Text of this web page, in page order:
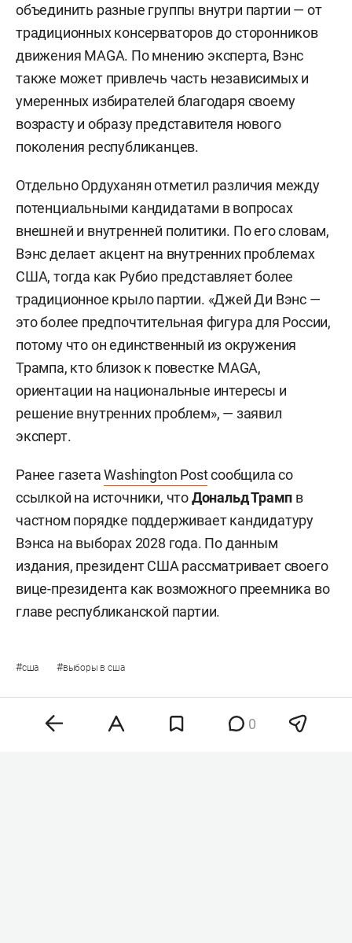
объединить разные группы внутри партии — от
традиционных консерваторов до сторонников
движения MAGA. По мнению эксперта, Вэнс
также может привлечь часть независимых и
умеренных избирателей благодаря своему
возрасту и образу представителя нового
поколения республиканцев.
Отдельно Ордуханян отметил различия между
потенциальными кандидатами в вопросах
внешней и внутренней политики. По его словам,
Вэнс делает акцент на внутренних проблемах
США, тогда как Рубио представляет более
традиционное крыло партии. «Джей Ди Вэнс —
это более предпочтительная фигура для России,
потому что он единственный из окружения
Трампа, кто близок к повестке MAGA,
ориентации на национальные интересы и
решение внутренних проблем», — заявил
эксперт.
Ранее газетаWashington Postсообщила со
ссылкой на источники, чтоДональд Трамп в
частном порядке поддерживает кандидатуру
Вэнса на выборах 2028 года. По данным
издания, президент США рассматривает своего
вице-президента как возможного преемника во
главе республиканской партии.
#сша #выборы в сша
Комментарии
0